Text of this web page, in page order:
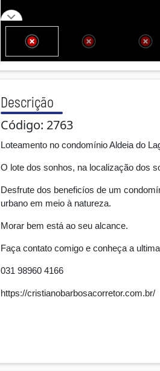
Descrição
Código: 2763
Loteamento no condomínio Aldeia do
O lote dos sonhos, na localização dos
Desfrute dos beneficíos de um
urbano em meio à natureza.
Morar bem está ao seu alcance.
Faça contato comigo e conheça a
031 98960 4166
https://cristianobarbosacorretor.com.br/